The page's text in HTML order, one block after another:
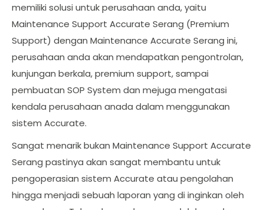
memiliki solusi untuk perusahaan anda, yaitu
Maintenance Support Accurate Serang (Premium
Support) dengan Maintenance Accurate Serang ini,
perusahaan anda akan mendapatkan pengontrolan,
kunjungan berkala, premium support, sampai
pembuatan SOP System dan mejuga mengatasi
kendala perusahaan anada dalam menggunakan
sistem Accurate.
Sangat menarik bukan Maintenance Support Accurate
Serang pastinya akan sangat membantu untuk
pengoperasian sistem Accurate atau pengolahan
hingga menjadi sebuah laporan yang di inginkan oleh